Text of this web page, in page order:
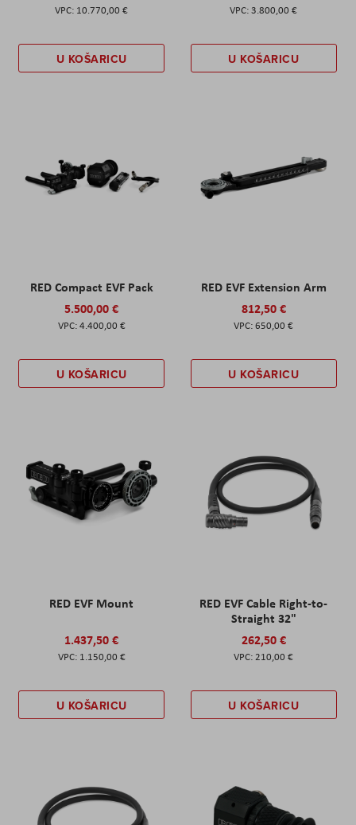
10.770,00 €
U KOŠARICU
3.800,00 €
U KOŠARICU
RED Compact EVF Pack
5.500,00 €
4.400,00 €
U KOŠARICU
RED EVF Extension Arm
812,50 €
650,00 €
U KOŠARICU
RED EVF Mount
1.437,50 €
1.150,00 €
U KOŠARICU
RED EVF Cable Right-to-
Straight 32"
262,50 €
210,00 €
U KOŠARICU